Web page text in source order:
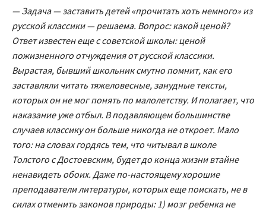
— Задача — заставить детей «прочитать хоть немного» из
русской классики — решаема. Вопрос: какой ценой?
Ответ известен еще с советской школы: ценой
пожизненного отчуждения от русской классики.
Вырастая, бывший школьник смутно помнит, как его
заставляли читать тяжеловесные, занудные тексты,
которых он не мог понять по малолетству. И полагает, что
наказание уже отбыл. В подавляющем большинстве
случаев классику он больше никогда не откроет. Мало
того: на словах гордясь тем, что читывал в школе
Толстого с Достоевским, будет до конца жизни втайне
ненавидеть обоих. Даже по-настоящему хорошие
преподаватели литературы, которых еще поискать, не в
силах отменить законов природы: 1) мозг ребенка не